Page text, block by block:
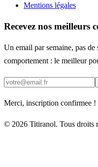
Mentions légales
Recevez nos meilleurs
Un email par semaine, pas
comportement : le meilleur
Merci, inscription confirmee !
© 2026 Titiranol. Tous droits